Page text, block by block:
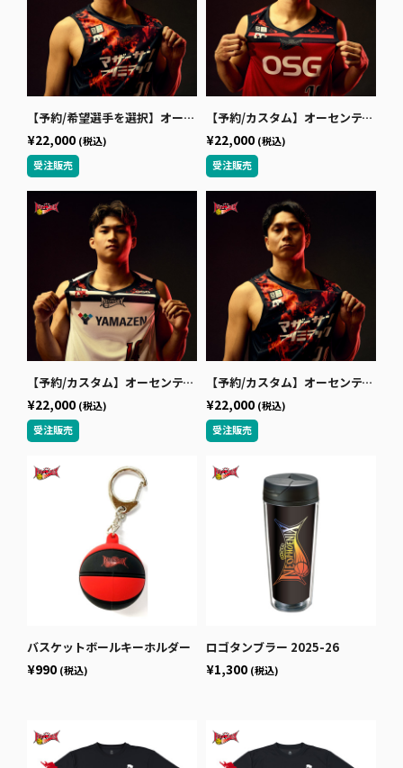
【予約/希望選手を選択】オーセンティックユニフォーム（HOME BLACK） 2026-27
¥22,000 (税込)
【予約/カスタム】オーセンティックユニフォーム（HOME RED） 2026-27
¥22,000 (税込)
【予約/カスタム】オーセンティックユニフォーム（AWAY） 2026-27
¥22,000 (税込)
【予約/カスタム】オーセンティックユニフォーム（HOME BLACK） 2026-27
¥22,000 (税込)
バスケットボールキーホルダー
¥990 (税込)
ロゴタンブラー 2025-26
¥1,300 (税込)